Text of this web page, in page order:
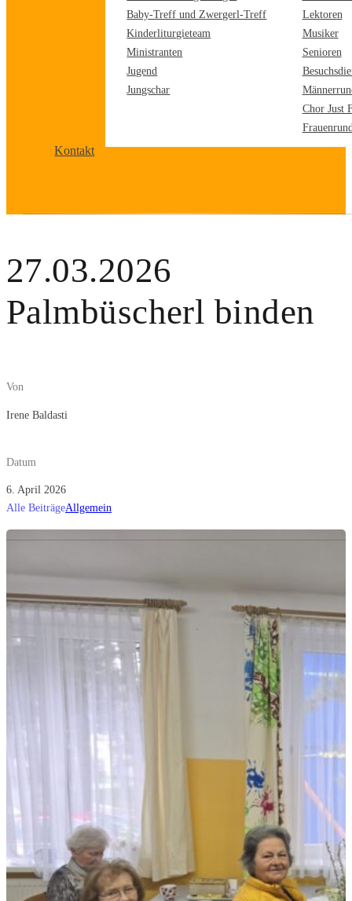
Baby-Treff und Zwergerl-Treff
Kinderliturgieteam
Ministranten
Jugend
Jungschar
Lektoren
Musiker
Senioren
Chor Just
Kontakt
27.03.2026
Palmbüscherl binden
Von
Irene Baldasti
Datum
6. April 2026
Alle BeiträgeAllgemein